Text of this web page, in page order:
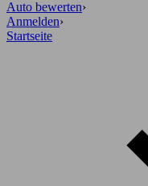
Auto bewerten›
Anmelden›
Startseite